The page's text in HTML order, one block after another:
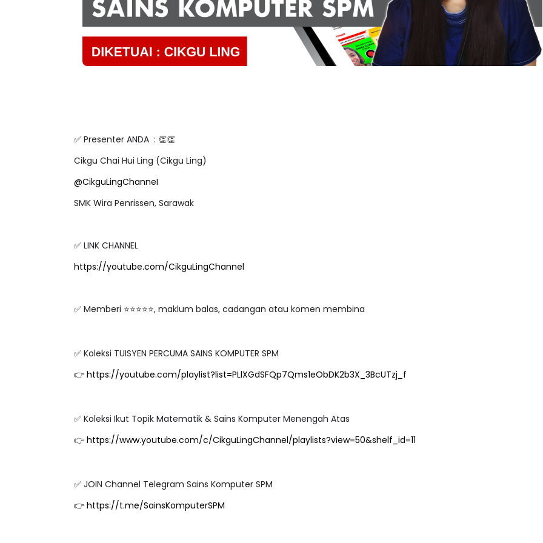
✅ Presenter ANDA : 👏👏
Cikgu Chai Hui Ling (Cikgu Ling)
@CikguLingChanneI
SMK Wira Penrissen, Sarawak
✅ LINK CHANNEL
https://youtube.com/CikguLingChannel
✅ Memberi ⭐⭐⭐⭐⭐, maklum balas, cadangan atau komen membina
✅ Koleksi TUISYEN PERCUMA SAINS KOMPUTER SPM
👉 https://youtube.com/playlist?list=PLlXGdSFQp7Qms1eObDK2b3X_3BcUTzj_f
✅ Koleksi Ikut Topik Matematik & Sains Komputer Menengah Atas
👉 https://www.youtube.com/c/CikguLingChannel/playlists?view=50&shelf_id=11
✅ JOIN Channel Telegram Sains Komputer SPM
👉 https://t.me/SainsKomputerSPM